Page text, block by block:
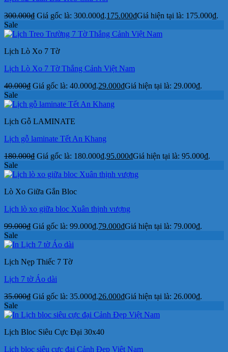
300.000₫ Giá gốc là: 300.000₫.175.000₫Giá hiện tại là: 175.000₫.
Sale
Lịch Lò Xo 7 Tờ
Lịch Lò Xo 7 Tờ Thắng Cảnh Việt Nam
40.000₫ Giá gốc là: 40.000₫.29.000₫Giá hiện tại là: 29.000₫.
Sale
Lịch Gỗ LAMINATE
Lịch gỗ laminate Tết An Khang
180.000₫ Giá gốc là: 180.000₫.95.000₫Giá hiện tại là: 95.000₫.
Sale
Lò Xo Giữa Gắn Bloc
Lịch lò xo giữa bloc Xuân thịnh vượng
99.000₫ Giá gốc là: 99.000₫.79.000₫Giá hiện tại là: 79.000₫.
Sale
Lịch Nẹp Thiếc 7 Tờ
Lịch 7 tờ Áo dài
35.000₫ Giá gốc là: 35.000₫.26.000₫Giá hiện tại là: 26.000₫.
Sale
Lịch Bloc Siêu Cực Đại 30x40
Lịch bloc siêu cực đại Cảnh Đẹp Việt Nam